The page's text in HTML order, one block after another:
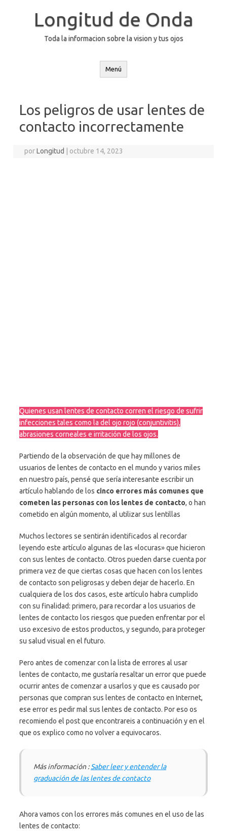
Longitud de Onda
Toda la informacion sobre la vision y tus ojos
Menú
Los peligros de usar lentes de
contacto incorrectamente
porLongitud octubre 14, 2023
Quienes usan lentes de contacto corren el riesgo de sufrir
infecciones tales como la del ojo rojo (conjuntivitis),
abrasiones corneales e irritación de los ojos.
Partiendo de la observación de que hay millones de
usuarios de lentes de contacto en el mundo y varios miles
en nuestro país, pensé que sería interesante escribir un
artículo hablando de los cinco errores más comunes que
cometen las personas con los lentes de contacto, o han
cometido en algún momento, al utilizar sus lentillas
Muchos lectores se sentirán identificados al recordar
leyendo este artículo algunas de las «locuras» que hicieron
con sus lentes de contacto. Otros pueden darse cuenta por
primera vez de que ciertas cosas que hacen con los lentes
de contacto son peligrosas y deben dejar de hacerlo. En
cualquiera de los dos casos, este artículo habra cumplido
con su finalidad: primero, para recordar a los usuarios de
lentes de contacto los riesgos que pueden enfrentar por el
uso excesivo de estos productos, y segundo, para proteger
su salud visual en el futuro.
Pero antes de comenzar con la lista de errores al usar
lentes de contacto, me gustaría resaltar un error que puede
ocurrir antes de comenzar a usarlos y que es causado por
personas que compran sus lentes de contacto en Internet,
ese error es pedir mal sus lentes de contacto. Por eso os
recomiendo el post que encontrareis a continuación y en el
que os explico como no volver a equivocaros.
Más información :Saber leer y entender la
graduación de las lentes de contacto
Ahora vamos con los errores más comunes en el uso de las
lentes de contacto: